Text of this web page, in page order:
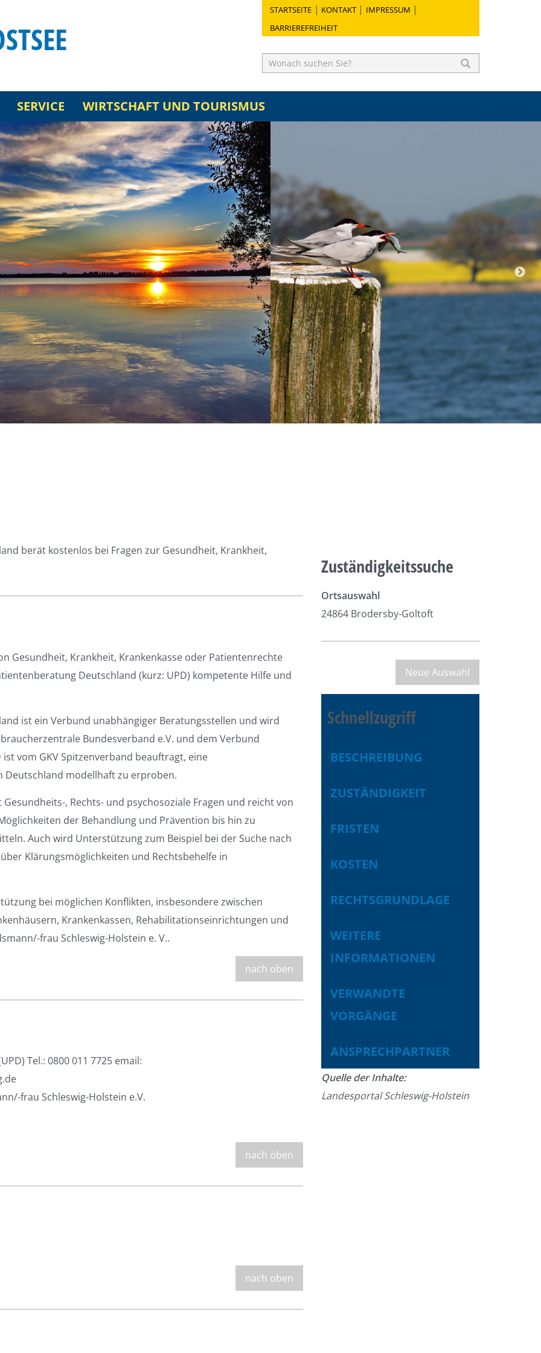
STARTSEITE KONTAKT
IMPRESSUM
BARRIEREFREIHEIT
SERVICE WIRTSCHAFT UND TOURISMUS
Zuständigkeitssuche
Ortsauswahl
24864 Brodersby-Goltoft
Schnellzugriff
BESCHREIBUNG
ZUSTÄNDIGKEIT
FRISTEN
KOSTEN
RECHTSGRUNDLAGE
WEITERE
INFORMATIONEN
VERWANDTE
VORGÄNGE
ANSPRECHPARTNER
Quelle der Inhalte:
Landesportal Schleswig-Holstein
berät kostenlos bei Fragen zur Gesundheit, Krankheit,
Gesundheit, Krankheit, Krankenkasse oder Patientenrechte
Deutschland (kurz: UPD) kompetente Hilfe und
ist ein Verbund unabhängiger Beratungsstellen und wird
Bundesverband e.V. und dem Verbund
vom GKV Spitzenverband beauftragt, eine
modellhaft zu erproben.
, Rechts- und psychosoziale Fragen und reicht von
der Behandlung und Prävention bis hin zu
Auch wird Unterstützung zum Beispiel bei der Suche nach
Klärungsmöglichkeiten und Rechtsbehelfe in
bei möglichen Konflikten, insbesondere zwischen
Krankenkassen, Rehabilitationseinrichtungen und
frau Schleswig-Holstein e. V..
nach oben
Tel.: 0800 011 7725 email:
frau Schleswig-Holstein e.V.
nach oben
nach oben